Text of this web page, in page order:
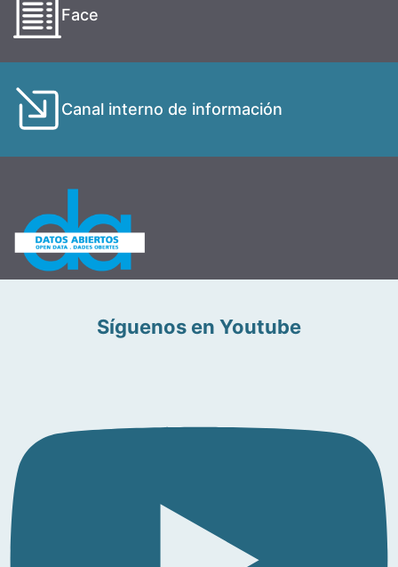
Face
Canal interno de información
Síguenos en Youtube